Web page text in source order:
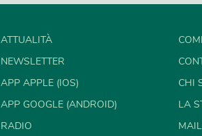
ATTUALITÀ
NEWSLETTER
APP APPLE (IOS)
APP GOOGLE (ANDROID)
RADIO
CHI
LA
MAIL